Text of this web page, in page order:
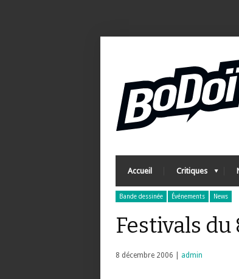
Accueil Critiques
Bande dessinée Événements News
Festivals du
8 décembre 2006 | admin